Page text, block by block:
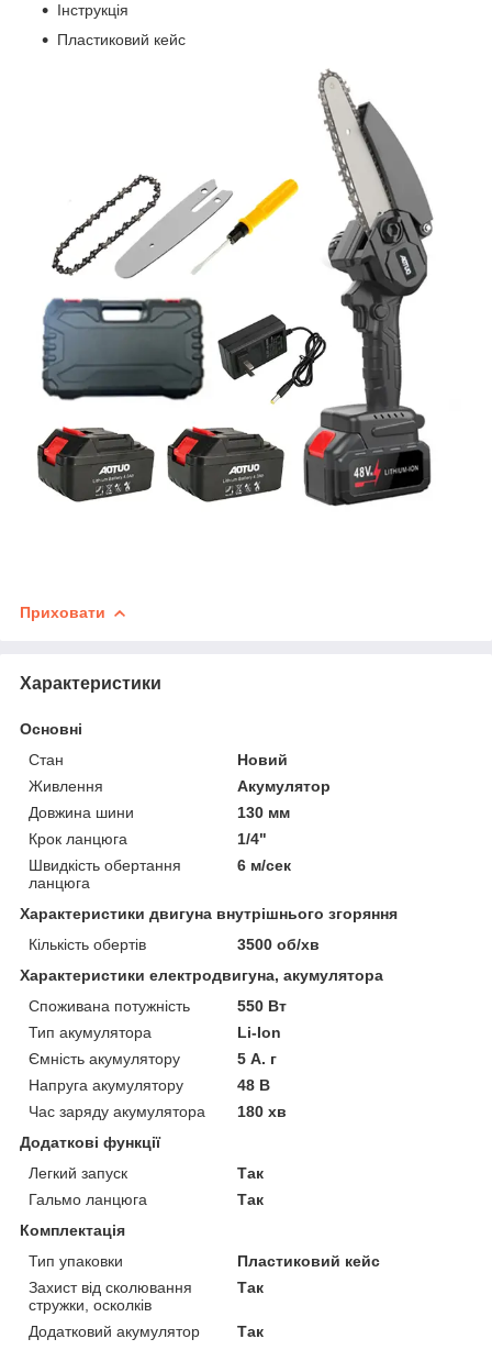
Інструкція
Пластиковий кейс
Приховати
Характеристики
Основні
Стан
Новий
Живлення
Акумулятор
Довжина шини
130 мм
Крок ланцюга
1/4"
Швидкість обертання
ланцюга
6 м/сек
Характеристики двигуна внутрішнього згоряння
Кількість обертів
3500 об/хв
Характеристики електродвигуна, акумулятора
Споживана потужність
550 Вт
Тип акумулятора
Li-Ion
Ємність акумулятору
5 А. г
Напруга акумулятору
48 В
Час заряду акумулятора
180 хв
Додаткові функції
Легкий запуск
Так
Гальмо ланцюга
Так
Комплектація
Тип упаковки
Пластиковий кейс
Захист від сколювання
стружки, осколків
Так
Додатковий акумулятор Так